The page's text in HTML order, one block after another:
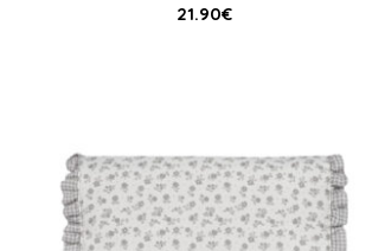
21.90€